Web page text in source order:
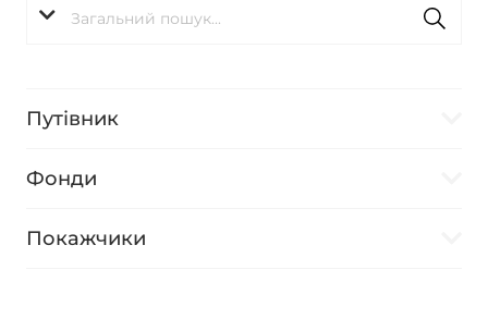
Путівник
Фонди
Покажчики